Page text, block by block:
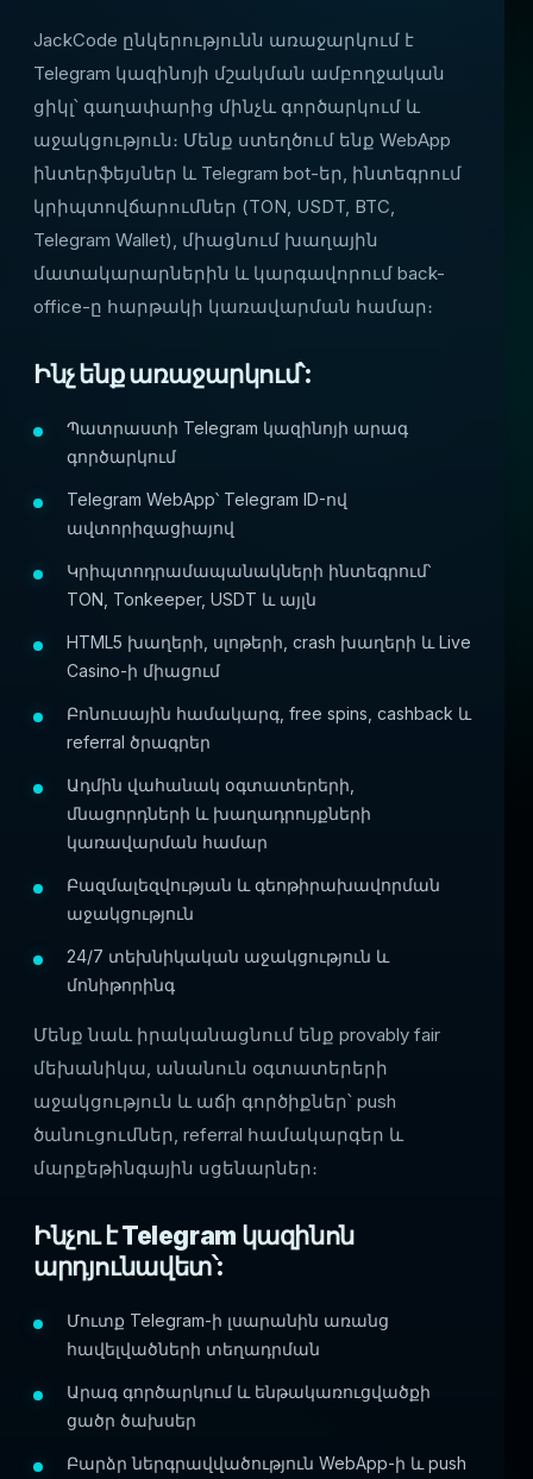
JackCode ընկերությունն առաջարկում է
Telegram կազինոյի մշակման ամբողջական
ցիկլ՝ գաղափարից մինչև գործարկում և
աջակցություն։ Մենք ստեղծում ենք WebApp
ինտերֆեյսներ և Telegram bot-եր, ինտեգրում
կրիպտովճարումներ (TON, USDT, BTC,
Telegram Wallet), միացնում խաղային
մատակարարներին և կարգավորում back-
office-ը հարթակի կառավարման համար։
Ինչ ենք առաջարկում՝:
Պատրաստի Telegram կազինոյի արագ
գործարկում
Telegram WebApp՝ Telegram ID-ով
ավտորիզացիայով
Կրիպտոդրամապանակների ինտեգրում՝
TON, Tonkeeper, USDT և այլն
HTML5 խաղերի, սլոթերի, crash խաղերի և Live
Casino-ի միացում
Բոնուսային համակարգ, free spins, cashback և
referral ծրագրեր
Ադմին վահանակ օգտատերերի,
մնացորդների և խաղադրույքների
կառավարման համար
Բազմալեզվության և գեոթիրախավորման
աջակցություն
24/7 տեխնիկական աջակցություն և
մոնիթորինգ
Մենք նաև իրականացնում ենք provably fair
մեխանիկա, անանուն օգտատերերի
աջակցություն և աճի գործիքներ՝ push
ծանուցումներ, referral համակարգեր և
մարքեթինգային սցենարներ։
Ինչու է Telegram կազինոն
արդյունավետ՝:
Մուտք Telegram-ի լսարանին առանց
հավելվածների տեղադրման
Արագ գործարկում և ենթակառուցվածքի
ցածր ծախսեր
Բարձր ներգրավվածություն WebApp-ի և push